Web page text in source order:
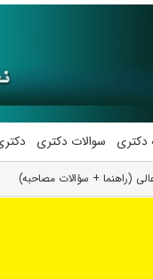
دکتری سوالات دکتری
(راهنما + سؤالات مصاحبه)